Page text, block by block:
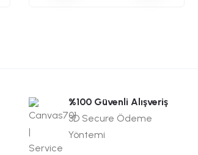
%100 Güvenli Alışveriş
3D Secure Ödeme
Yöntemi